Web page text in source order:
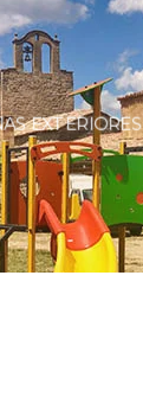
EXTERIORES